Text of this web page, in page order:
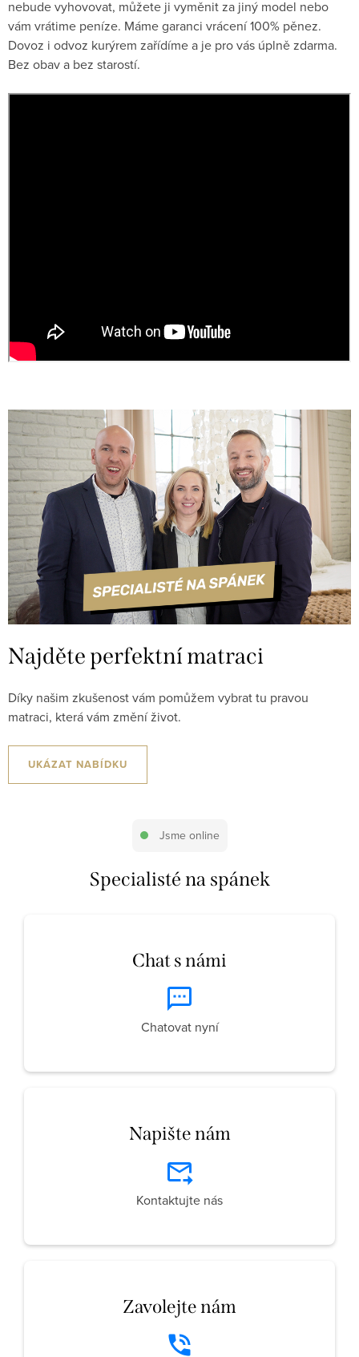
nebude vyhovovat, můžete ji vyměnit za jiný model nebo
vám vrátime peníze. Máme garanci vrácení 100% pěnez.
Dovoz i odvoz kurýrem zařídíme a je pro vás úplně zdarma.
Bez obav a bez starostí.
Najděte perfektní matraci
Díky našim zkušenost vám pomůžem vybrat tu pravou
matraci, která vám změní život.
UKÁZAT NABÍDKU
Jsme online
Specialisté na spánek
Chat s námi
Chatovat nyní
Napište nám
Kontaktujte nás
Zavolejte nám